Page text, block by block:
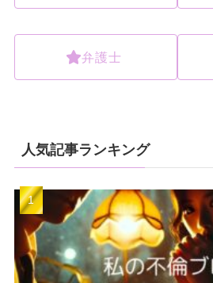
弁護士
人気記事ランキング